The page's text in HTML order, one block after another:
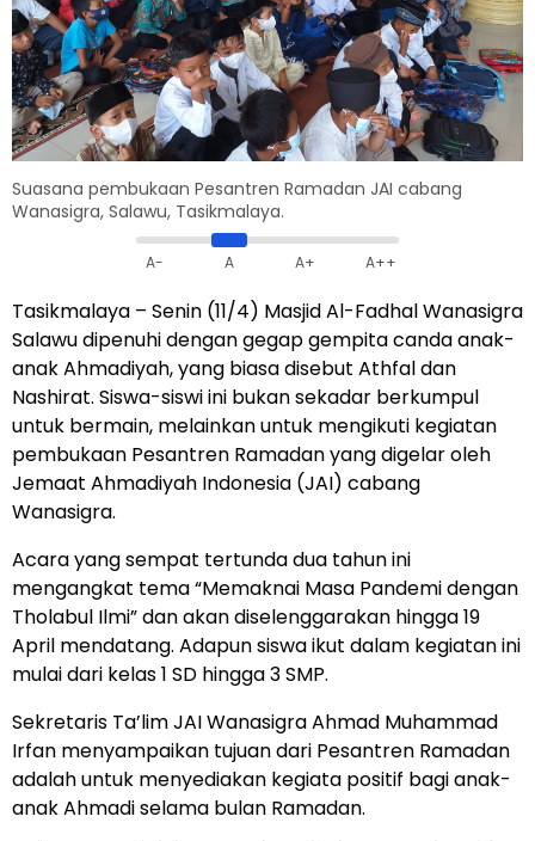
Suasana pembukaan Pesantren Ramadan JAI cabang
Wanasigra, Salawu, Tasikmalaya.
A- A A+ A++
Tasikmalaya – Senin (11/4) Masjid Al-Fadhal Wanasigra
Salawu dipenuhi dengan gegap gempita canda anak-
anak Ahmadiyah, yang biasa disebut Athfal dan
Nashirat. Siswa-siswi ini bukan sekadar berkumpul
untuk bermain, melainkan untuk mengikuti kegiatan
pembukaan Pesantren Ramadan yang digelar oleh
Jemaat Ahmadiyah Indonesia (JAI) cabang
Wanasigra.
Acara yang sempat tertunda dua tahun ini
mengangkat tema “Memaknai Masa Pandemi dengan
Tholabul Ilmi” dan akan diselenggarakan hingga 19
April mendatang. Adapun siswa ikut dalam kegiatan ini
mulai dari kelas 1 SD hingga 3 SMP.
Sekretaris Ta’lim JAI Wanasigra Ahmad Muhammad
Irfan menyampaikan tujuan dari Pesantren Ramadan
adalah untuk menyediakan kegiata positif bagi anak-
anak Ahmadi selama bulan Ramadan.